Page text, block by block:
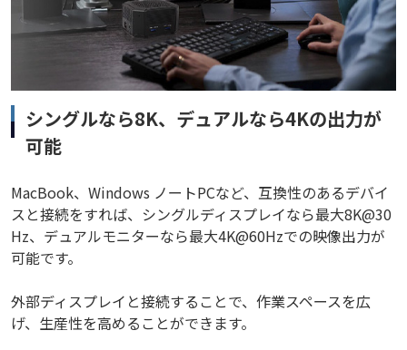
シングルなら8K、デュアルなら4Kの出力が
可能
MacBook、Windows ノートPCなど、互換性のあるデバイ
スと接続をすれば、シングルディスプレイなら最大8K@30
Hz、デュアルモニターなら最大4K@60Hzでの映像出力が
可能です。
外部ディスプレイと接続することで、作業スペースを広
げ、生産性を高めることができます。